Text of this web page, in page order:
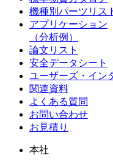
機種別パーツリス
アプリケーション
（分析例）
論文リスト
安全データシート
ユーザーズ・イン
関連資料
よくある質問
お問い合わせ
お見積り
本社